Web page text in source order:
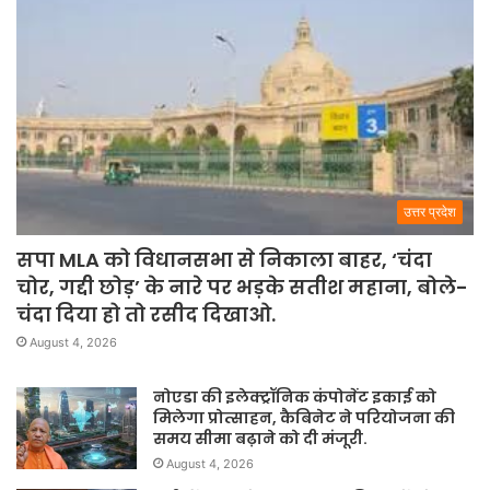
उत्तर प्रदेश
सपा MLA को विधानसभा से निकाला बाहर, ‘चंदा
चोर, गद्दी छोड़’ के नारे पर भड़के सतीश महाना, बोले-
चंदा दिया हो तो रसीद दिखाओ.
August 4, 2026
नोएडा की इलेक्ट्रॉनिक कंपोनेंट इकाई को
मिलेगा प्रोत्साहन, कैबिनेट ने परियोजना की
समय सीमा बढ़ाने को दी मंजूरी.
August 4, 2026